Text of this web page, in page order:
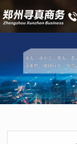
公司介绍 成功案例